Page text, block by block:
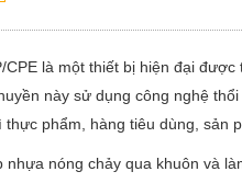
CPE là một thiết bị hiện đại
này sử dụng công nghệ
phẩm, hàng tiêu dùng, sản
nóng chảy qua khuôn và